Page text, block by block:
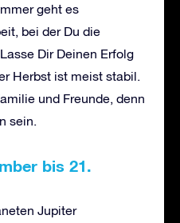
geht es
bei der Du die
Dir Deinen Erfolg
Herbst ist meist stabil.
und Freunde, denn
sein.
bis 21.
Jupiter